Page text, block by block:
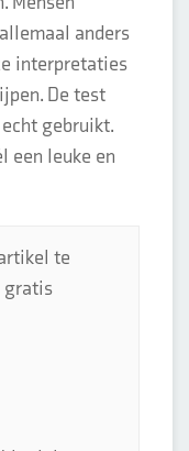
anders
interpretaties
De test
gebruikt.
een leuke en
te
gratis